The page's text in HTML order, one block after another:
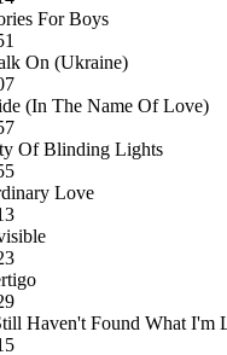
For Boys
On (Ukraine)
(In The Name Of Love)
Of Blinding Lights
Love
Haven't Found What I'm